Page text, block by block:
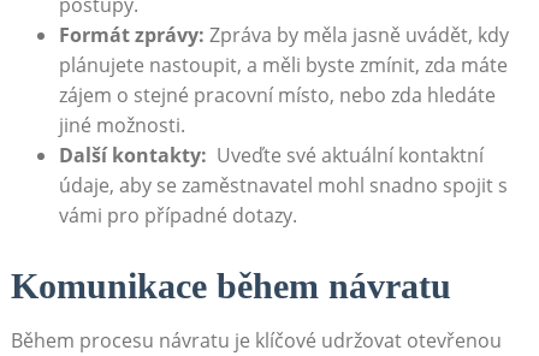
Formát ⁢zprávy: Zpráva by měla ⁣jasně uvádět, kdy‍
plánujete nastoupit, a měli byste zmínit, zda máte‌
zájem ⁤o stejné pracovní místo, ⁢nebo zda hledáte
jiné možnosti.
Další kontakty: ⁤ Uveďte své aktuální kontaktní
údaje, ⁣aby se zaměstnavatel mohl snadno spojit ​s
vámi pro případné dotazy.
Komunikace ‌během návratu
Během procesu návratu je‌ klíčové udržovat ‍otevřenou